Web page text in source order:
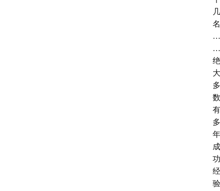
几
名
…
…
绝
大
多
数
有
多
年
成
功
经
验